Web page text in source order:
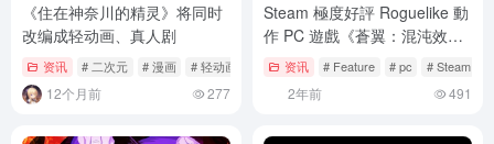
《住在神奈川的精灵》将同时
改编成轻动画、真人剧
资讯 # 二次元 # 漫画 # 轻动画、真人剧
12个月前 277
Steam 極度好評 Roguelike 動
作 PC 遊戲《蒼翼：混沌效
應》追加繁體中文更新！
资讯 # Feature # pc # Steam
2年前 491